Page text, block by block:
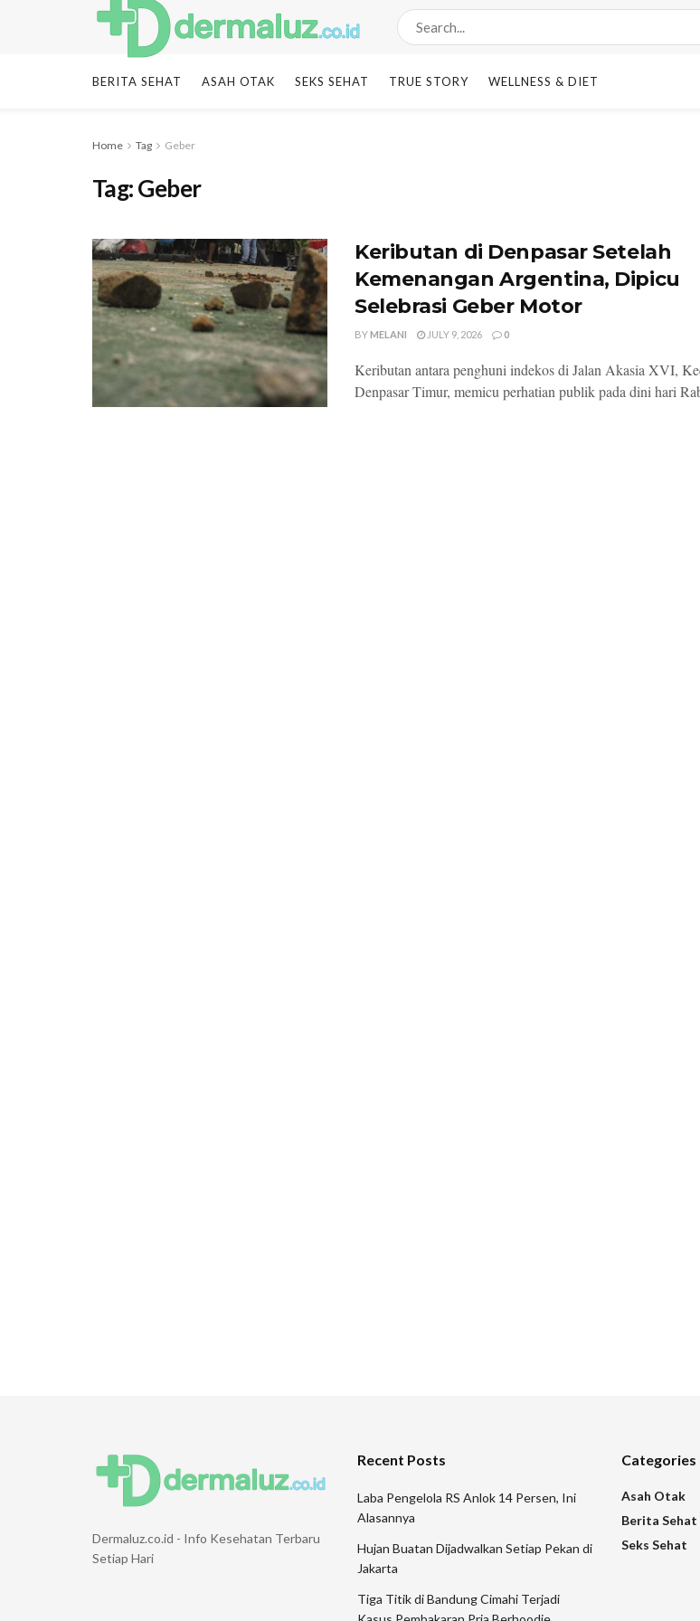
BERITA SEHAT ASAH OTAK SEKS SEHAT TRUE STORY WELLNESS & DIET
Home Tag Geber
Tag:Geber
Keributan di Denpasar Setelah
Kemenangan Argentina, Dipicu
Selebrasi Geber Motor
BYMELANI JULY 9, 2026 0
Keributan antara penghuni indekos di Jalan Akasia XVI,
Denpasar Timur, memicu perhatian publik pada dini hari
Dermaluz.co.id - Info Kesehatan Terbaru
Setiap Hari
Recent Posts
Laba Pengelola RS Anlok 14 Persen, Ini
Alasannya
Hujan Buatan Dijadwalkan Setiap Pekan di
Jakarta
Tiga Titik di Bandung Cimahi Terjadi
Categories
Asah Otak
Berita Sehat
Seks Sehat